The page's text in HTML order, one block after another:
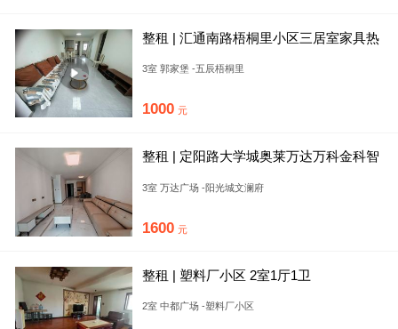
整租 | 汇通南路梧桐里小区三居室家具热
3室 郭家堡 -五辰梧桐里
1000 元
整租 | 定阳路大学城奥莱万达万科金科智
3室 万达广场 -阳光城文澜府
1600 元
整租 | 塑料厂小区 2室1厅1卫
2室 中都广场 -塑料厂小区